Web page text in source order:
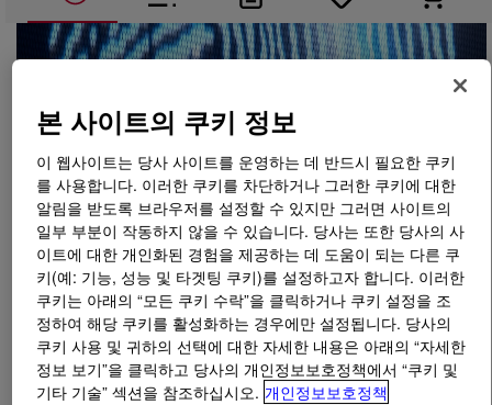
무엇입니까 AUTOMATE™ Red IK HFD50 Liquid
Dye?
A single phase, liquid concentrated solvent soluble dye
containing C.I. Solvent Red 164 and provided in a high
flash, severely hydrotreated aromatic solvent system.
본 사이트의 쿠키 정보
이 웹사이트는 당사 사이트를 운영하는 데 반드시 필요한 쿠키
를 사용합니다. 이러한 쿠키를 차단하거나 그러한 쿠키에 대한
알림을 받도록 브라우저를 설정할 수 있지만 그러면 사이트의
일부 부분이 작동하지 않을 수 있습니다. 당사는 또한 당사의 사
이트에 대한 개인화된 경험을 제공하는 데 도움이 되는 다른 쿠
키(예: 기능, 성능 및 타겟팅 쿠키)를 설정하고자 합니다. 이러한
쿠키는 아래의 “모든 쿠키 수락”을 클릭하거나 쿠키 설정을 조
정하여 해당 쿠키를 활성화하는 경우에만 설정됩니다. 당사의
쿠키 사용 및 귀하의 선택에 대한 자세한 내용은 아래의 “자세한
정보 보기”을 클릭하고 당사의 개인정보보호정책에서 “쿠키 및
기타 기술” 섹션을 참조하십시오. 개인정보보호정책